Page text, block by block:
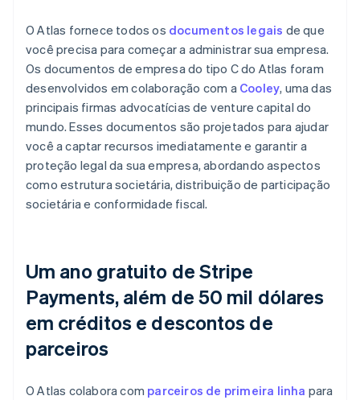
O Atlas fornece todos os documentos legais de que
você precisa para começar a administrar sua empresa.
Os documentos de empresa do tipo C do Atlas foram
desenvolvidos em colaboração com a Cooley, uma das
principais firmas advocatícias de venture capital do
mundo. Esses documentos são projetados para ajudar
você a captar recursos imediatamente e garantir a
proteção legal da sua empresa, abordando aspectos
como estrutura societária, distribuição de participação
societária e conformidade fiscal.
Um ano gratuito de Stripe
Payments, além de 50 mil dólares
em créditos e descontos de
parceiros
O Atlas colabora com parceiros de primeira linha para